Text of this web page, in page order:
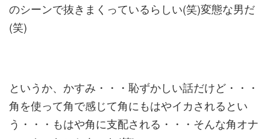
のシーンで抜きまくっているらしい(笑)変態な男だ
(笑)
というか、かすみ・・・恥ずかしい話だけど・・・
角を使って角で感じて角にもはやイカされるとい
う・・・もはや角に支配される・・・そんな角オナ